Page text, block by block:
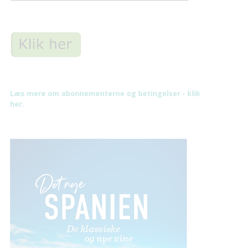
Læs mere om abonnementerne og betingelser - klik
her.